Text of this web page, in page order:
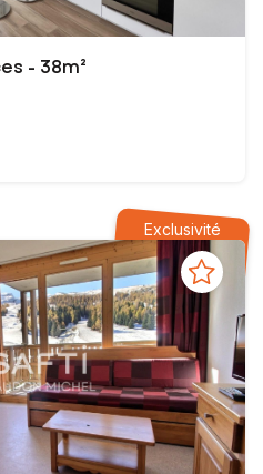
- 38m²
Exclusivité